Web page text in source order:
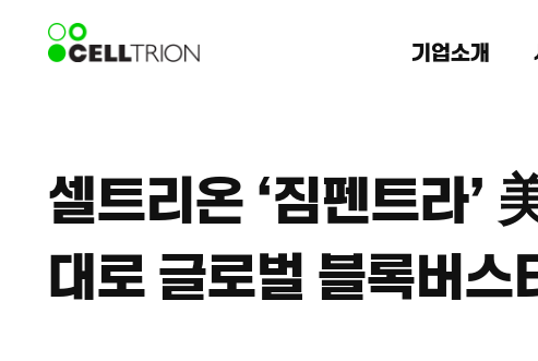
기업소개
셀트리온 ‘짐펜트라’
대로 글로벌 블록버스